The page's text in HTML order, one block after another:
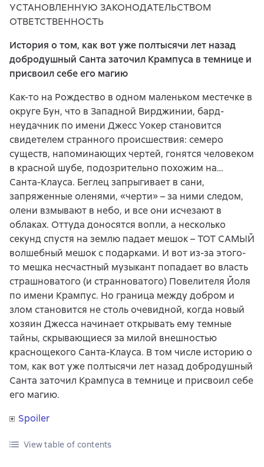
УСТАНОВЛЕННУЮ ЗАКОНОДАТЕЛЬСТВОМ
ОТВЕТСТВЕННОСТЬ
История о том, как вот уже полтысячи лет назад
добродушный Санта заточил Крампуса в темнице и
присвоил себе его магию
Как-то на Рождество в одном маленьком местечке в
округе Бун, что в Западной Вирджинии, бард-
неудачник по имени Джесс Уокер становится
свидетелем странного происшествия: семеро
существ, напоминающих чертей, гонятся человеком
в красной шубе, подозрительно похожим на…
Санта-Клауса. Беглец запрыгивает в сани,
запряженные оленями, «черти» – за ними следом,
олени взмывают в небо, и все они исчезают в
облаках. Оттуда доносятся вопли, а несколько
секунд спустя на землю падает мешок – ТОТ САМЫЙ
волшебный мешок с подарками. И вот из-за этого-
то мешка несчастный музыкант попадает во власть
страшноватого (и странноватого) Повелителя Йоля
по имени Крампус. Но граница между добром и
злом становится не столь очевидной, когда новый
хозяин Джесса начинает открывать ему темные
тайны, скрывающиеся за милой внешностью
краснощекого Санта-Клауса. В том числе историю о
том, как вот уже полтысячи лет назад добродушный
Санта заточил Крампуса в темнице и присвоил себе
его магию.
Spoiler
View table of contents